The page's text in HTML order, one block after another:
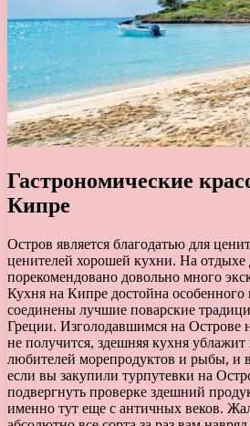
Гастрономические
Кипре
Остров является благодатью для
ценителей хорошей кухни. На отдыхе
порекомендовано довольно много
Кухня на Кипре достойна особенного
соединены лучшие поварские
Греции. Изголодавшимся на Острове
не получится, здешняя кухня ублажит
любителей морепродуктов и рыбы, и
если вы закупили турпутевки на
подвергнуть проверке здешний
именно тут еще с античных веков.